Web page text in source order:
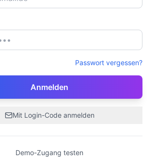
Passwort vergessen?
Anmelden
Mit Login-Code anmelden
Demo-Zugang testen